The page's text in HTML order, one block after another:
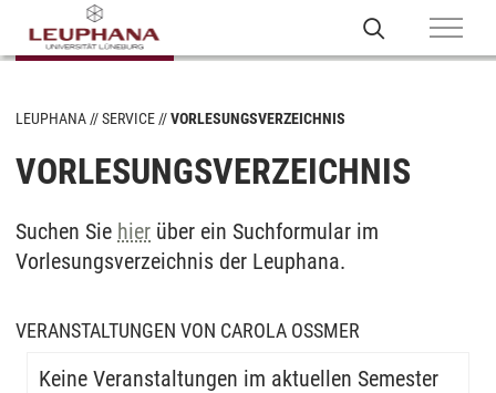
LEUPHANA SERVICE VORLESUNGSVERZEICHNIS
VORLESUNGSVERZEICHNIS
Suchen Sie hier über ein Suchformular im
Vorlesungsverzeichnis der Leuphana.
VERANSTALTUNGEN VON CAROLA OSSMER
Keine Veranstaltungen im aktuellen Semester